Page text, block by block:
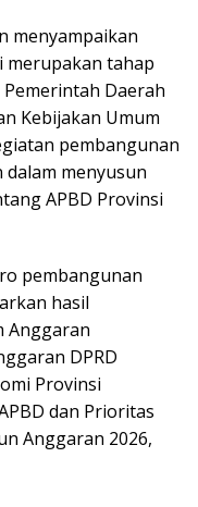
menyampaikan
merupakan tahap
Daerah
Kebijakan Umum
pembangunan
menyusun
APBD Provinsi
pembangunan
hasil
Anggaran
DPRD
Provinsi
dan Prioritas
Anggaran 2026,